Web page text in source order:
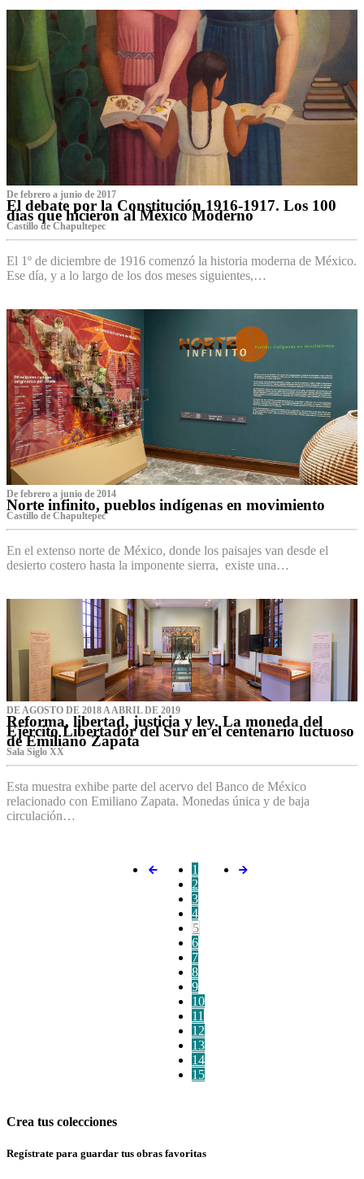
De febrero a junio de 2017
El debate por la Constitución 1916-1917. Los 100
días que hicieron al México Moderno
Castillo de Chapultepec
El 1º de diciembre de 1916 comenzó la historia moderna de México.
Ese día, y a lo largo de los dos meses siguientes,…
De febrero a junio de 2014
Norte infinito, pueblos indígenas en movimiento
Castillo de Chapultepec
En el extenso norte de México, donde los paisajes van desde el
desierto costero hasta la imponente sierra, existe una…
DE AGOSTO DE 2018 A ABRIL DE 2019
Reforma, libertad, justicia y ley. La moneda del
Ejército Libertador del Sur en el centenario luctuoso
de Emiliano Zapata
Sala Siglo XX
Esta muestra exhibe parte del acervo del Banco de México
relacionado con Emiliano Zapata. Monedas única y de baja
circulación…
1
2
3
4
5
6
7
8
9
10
11
12
13
14
15
Crea tus colecciones
Regístrate para guardar tus obras favoritas